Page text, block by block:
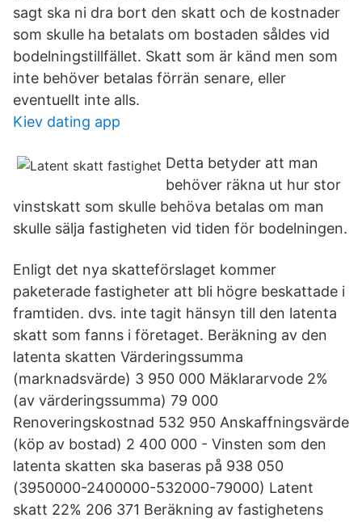
sagt ska ni dra bort den skatt och de kostnader
som skulle ha betalats om bostaden såldes vid
bodelningstillfället. Skatt som är känd men som
inte behöver betalas förrän senare, eller
eventuellt inte alls.
Kiev dating app
Detta betyder att man
behöver räkna ut hur stor
vinstskatt som skulle behöva betalas om man
skulle sälja fastigheten vid tiden för bodelningen.
Enligt det nya skatteförslaget kommer
paketerade fastigheter att bli högre beskattade i
framtiden. dvs. inte tagit hänsyn till den latenta
skatt som fanns i företaget. Beräkning av den
latenta skatten Värderingssumma
(marknadsvärde) 3 950 000 Mäklararvode 2%
(av värderingssumma) 79 000
Renoveringskostnad 532 950 Anskaffningsvärde
(köp av bostad) 2 400 000 - Vinsten som den
latenta skatten ska baseras på 938 050
(3950000-2400000-532000-79000) Latent
skatt 22% 206 371 Beräkning av fastighetens